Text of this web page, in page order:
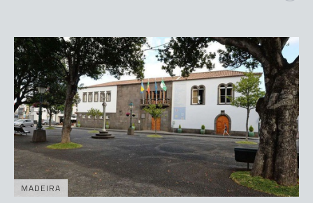
MADEIRA